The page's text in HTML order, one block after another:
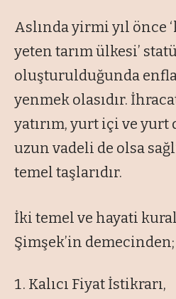
Aslında yirmi yıl önce
yeten tarım ülkesi’
oluşturulduğunda
yenmek olasıdır.
yatırım, yurt içi ve yurt
uzun vadeli de olsa
temel taşlarıdır.
İki temel ve hayati kural
Şimşek’in demecinden;
Kalıcı Fiyat İstikrarı,